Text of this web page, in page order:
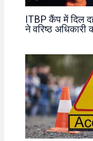
ITBP कैंप में दिल
ने वरिष्ठ अधिकारी